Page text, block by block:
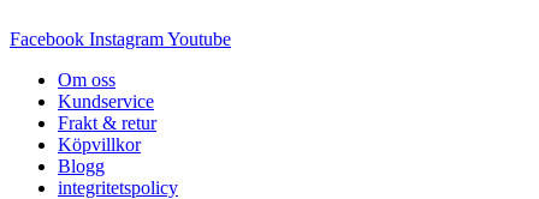
Facebook InstagramYoutube
Om oss
Kundservice
Frakt & retur
Köpvillkor
Blogg
integritetspolicy